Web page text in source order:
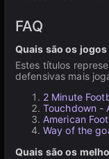
FAQ
Quais são os
Estes títulos
defensivas mais
2 Minute
Touchdown -
American
Way of the
Quais são os